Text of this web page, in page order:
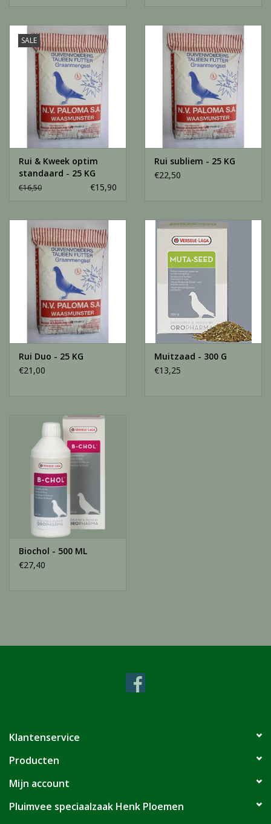
SALE
Rui & Kweek optim
standaard - 25 KG
€16,50 €15,90
Rui subliem - 25 KG
€22,50
Rui Duo - 25 KG
€21,00
Muitzaad - 300 G
€13,25
Biochol - 500 ML
€27,40
Klantenservice
Producten
Mijn account
Pluimvee speciaalzaak Henk Ploemen